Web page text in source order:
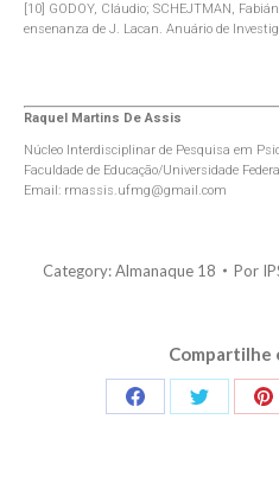
[10] GODOY, Cláudio; SCHEJTMAN,
ensenanza de J. Lacan. Anuário de
Raquel Martins De Assis
Núcleo Interdisciplinar de Pesquisa em
Faculdade de Educação/Universidade
Email: rmassis.ufmg@gmail.com
Category:Almanaque 18 Por
Compartilhe
Share
Share